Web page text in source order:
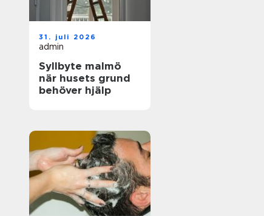
31. juli 2026
admin
Syllbyte malmö
när husets grund
behöver hjälp